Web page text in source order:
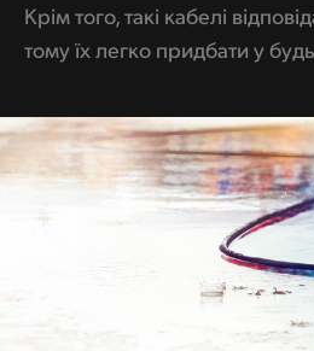
Крім того, такі кабелі
тому їх легко придбати у будь-